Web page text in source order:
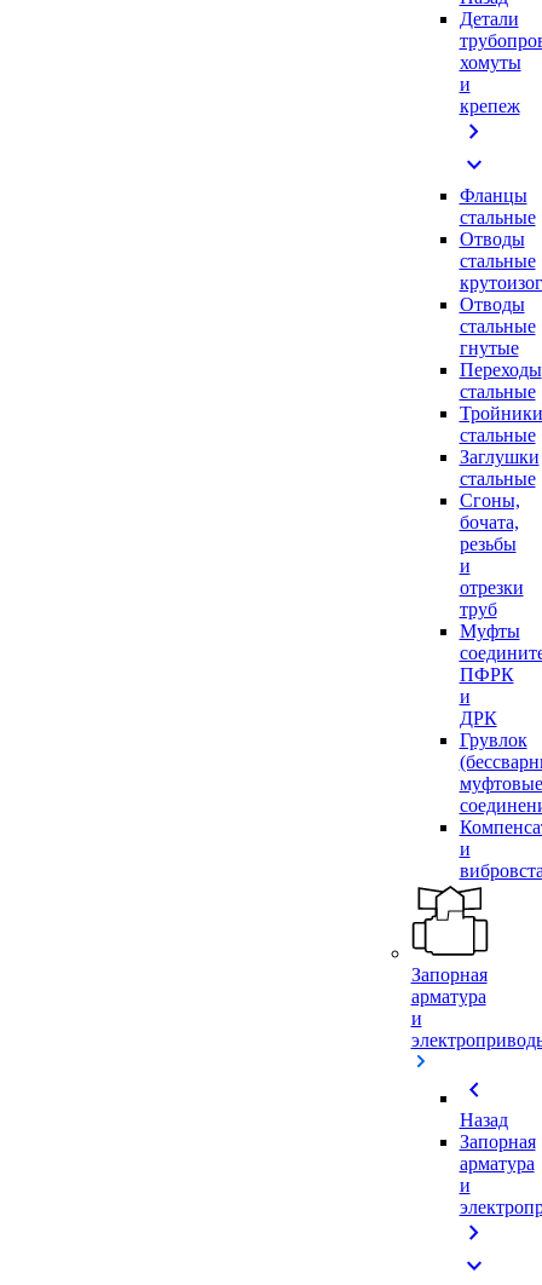
Детали
хомуты
и
крепеж
chevron_right
expand_more
Фланцы
стальные
Отводы
стальные
Отводы
стальные
гнутые
Переходы
стальные
Тройники
стальные
Заглушки
стальные
Сгоны,
бочата,
резьбы
и
отрезки
труб
Муфты
ПФРК
и
ДРК
Грувлок
муфтовые
и
Запорная
арматура
и
chevron_left
Назад
Запорная
арматура
и
chevron_right
expand_more